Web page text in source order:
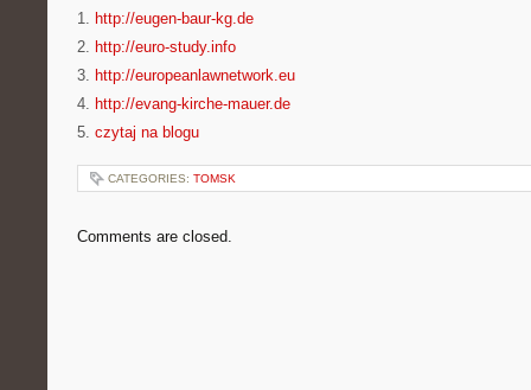
1. http://eugen-baur-kg.de
2. http://euro-study.info
3. http://europeanlawnetwork.eu
4. http://evang-kirche-mauer.de
5. czytaj na blogu
CATEGORIES: TOMSK
Comments are closed.